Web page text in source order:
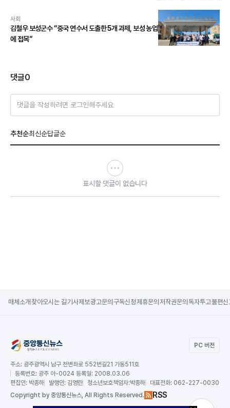
사회
김철우 보성군수 “중국 연수서 도출한 5개 과제, 보성 농업
에 접목”
댓글0
댓글을 작성하려면 로그인해주세요
추천순최신순답글순
표시할 댓글이 없습니다
매체소개 찾아오시는 길기사제보광고문의 구독신청제휴문의 저작권문의 독자투고불편신
PC 버전
주소: 광주광역시 남구 천변좌로 552번길21 가동511호
등록번호: 광주 아-0024 등록일: 2008.03.06
편집인: 박종하 발행인: 김영란 청소년보호책임자:박종하 대표전화: 062-227-0030
Copyright by 중앙통신뉴스, All Rights Reserved. RSS